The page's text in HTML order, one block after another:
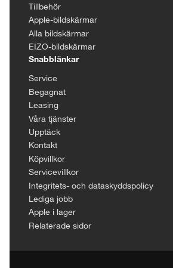
Tillbehör
Apple-bildskärmar
Alla bildskärmar
EIZO-bildskärmar
Snabblänkar
Service
Begagnat
Leasing
Våra tjänster
Upptäck
Kontakt
Köpvillkor
Servicevillkor
Integritets- och dataskyddspolicy
Lediga jobb
Apple i lager
Relaterade sidor